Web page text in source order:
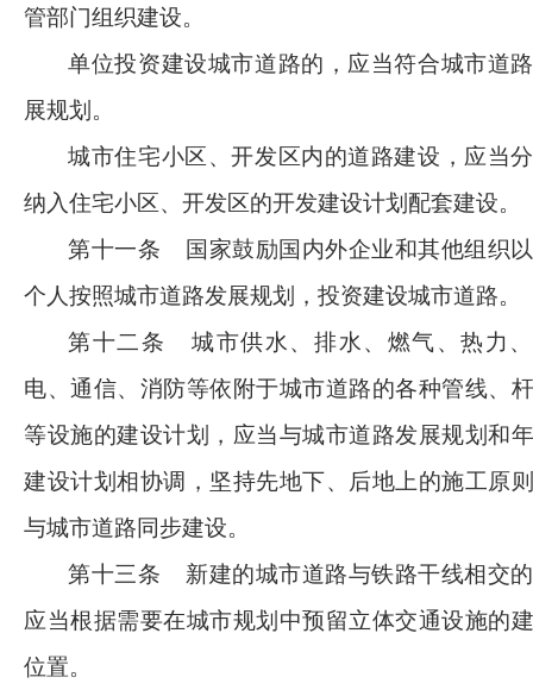
管部门组织建设。
单位投资建设城市道路的，应当符合城市道
展规划。
城市住宅小区、开发区内的道路建设，应当
纳入住宅小区、开发区的开发建设计划配套建设。
第十一条
国家鼓励国内外企业和其他组织
个人按照城市道路发展规划，投资建设城市道路。
第十二条
城市供水、排水、燃气、热力
电、通信、消防等依附于城市道路的各种管线、
等设施的建设计划，应当与城市道路发展规划和
建设计划相协调，坚持先地下、后地上的施工原
与城市道路同步建设。
第十三条
新建的城市道路与铁路干线相交
应当根据需要在城市规划中预留立体交通设施的
位置。